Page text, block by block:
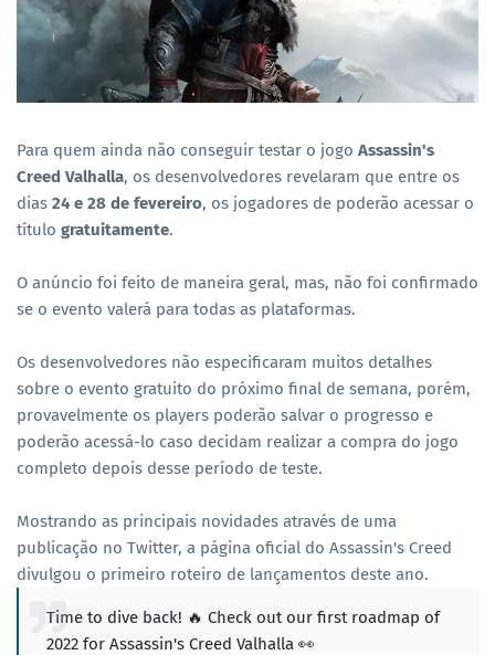
Para quem ainda não conseguir testar o jogo Assassin's
Creed Valhalla, os desenvolvedores revelaram que entre os
dias 24 e 28 de fevereiro, os jogadores de poderão acessar o
título gratuitamente.
O anúncio foi feito de maneira geral, mas, não foi confirmado
se o evento valerá para todas as plataformas.
Os desenvolvedores não especificaram muitos detalhes
sobre o evento gratuito do próximo final de semana, porém,
provavelmente os players poderão salvar o progresso e
poderão acessá-lo caso decidam realizar a compra do jogo
completo depois desse período de teste.
Mostrando as principais novidades através de uma
publicação no Twitter, a página oficial do Assassin's Creed
divulgou o primeiro roteiro de lançamentos deste ano.
Time to dive back! 🔥 Check out our first roadmap of
2022 for Assassin's Creed Valhalla 👀